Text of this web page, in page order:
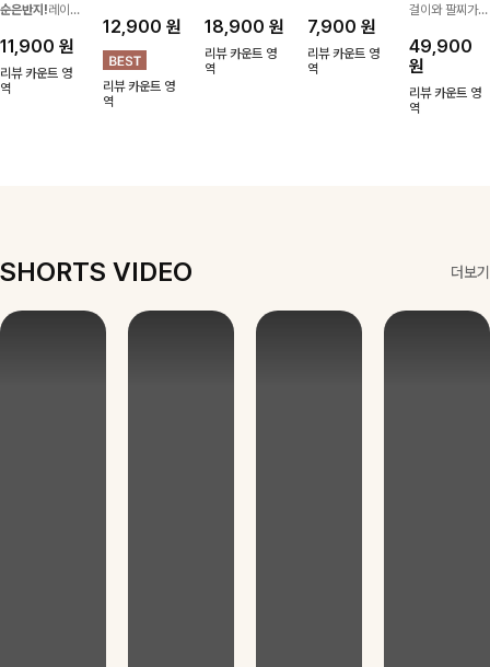
순은반지!레이
반지에요!고급스
러운 컬러감과
디테일로 강추에
11,900 원
리뷰 카운트 영
역
써지컬스틸 소재
로 변색 걱정 없
이 데일리로 착
용하기 좋아요-
12,900 원
리뷰 카운트 영
역
는 귀걸이- 심플
하면서도 존재감
있는 디자인으로
18,900원
리뷰 카운트 영
역
내어줄 이어링,
과하지 않은 포
인트가 되어줘
7,900 원
리뷰 카운트 영
역
걸이와 팔찌가
한 번에 완성도
높은 스타일링을
연출해주는 아이
템 🤍 데일리룩
49,900
원
리뷰 카운트 영
역
SHORTS VIDEO 더보기